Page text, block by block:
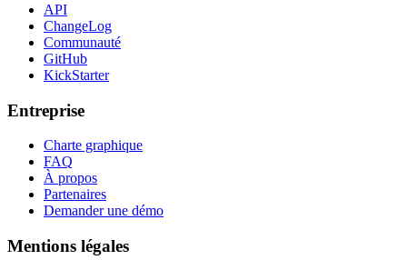
API
ChangeLog
Communauté
GitHub
KickStarter
Entreprise
Charte graphique
FAQ
À propos
Partenaires
Demander une démo
Mentions légales